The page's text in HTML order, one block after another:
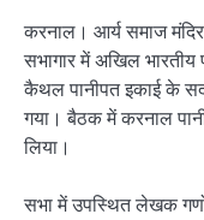
करनाल। आर्य समाज
सभागार में अखिल
कैथल पानीपत इकाई के
गया। बैठक में करनाल
लिया।
सभा में उपस्थित लेखक